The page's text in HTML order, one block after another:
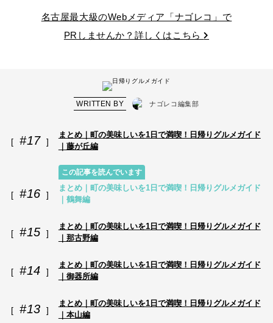
名古屋最大級のWebメディア「ナゴレコ」で
PRしませんか？詳しくはこちら
WRITTEN BY ナゴレコ編集部
#17
まとめ｜町の美味しいを1日で満喫！日帰りグルメガイド
｜藤が丘編
#16
この記事を読んでいます
まとめ｜町の美味しいを1日で満喫！日帰りグルメガイド
｜鶴舞編
#15
まとめ｜町の美味しいを1日で満喫！日帰りグルメガイド
｜那古野編
#14
まとめ｜町の美味しいを1日で満喫！日帰りグルメガイド
｜御器所編
#13
まとめ｜町の美味しいを1日で満喫！日帰りグルメガイド
｜本山編